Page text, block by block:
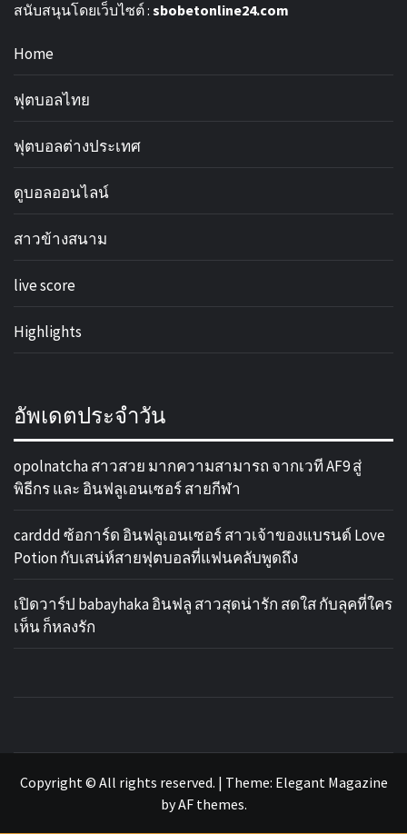
สนับสนุนโดยเว็บไซต์ : sbobetonline24.com
Home
ฟุตบอลไทย
ฟุตบอลต่างประเทศ
ดูบอลออนไลน์
สาวข้างสนาม
live score
Highlights
อัพเดตประจำวัน
opolnatcha สาวสวย มากความสามารถ จากเวที AF9 สู่
พิธีกร และ อินฟลูเอนเซอร์ สายกีฬา
carddd ซ้อการ์ด อินฟลูเอนเซอร์ สาวเจ้าของแบรนด์ Love
Potion กับเสน่ห์สายฟุตบอลที่แฟนคลับพูดถึง
เปิดวาร์ป babayhaka อินฟลู สาวสุดน่ารัก สดใส กับลุคที่ใคร
เห็น ก็หลงรัก
รวม ข่าว
ฟุตบอล
ซื้อขายนักเตะ คอบอลอย่างคุณไม่ควรพลาด
Copyright © All rights reserved. | Theme: Elegant Magazine
byAF themes.